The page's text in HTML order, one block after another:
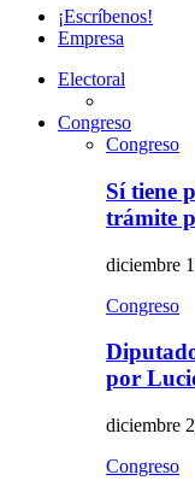
¡Escríbenos!
Empresa
Electoral
Congreso
Congreso
Sí tiene
trámite
diciembre
Congreso
por
diciembre
Congreso